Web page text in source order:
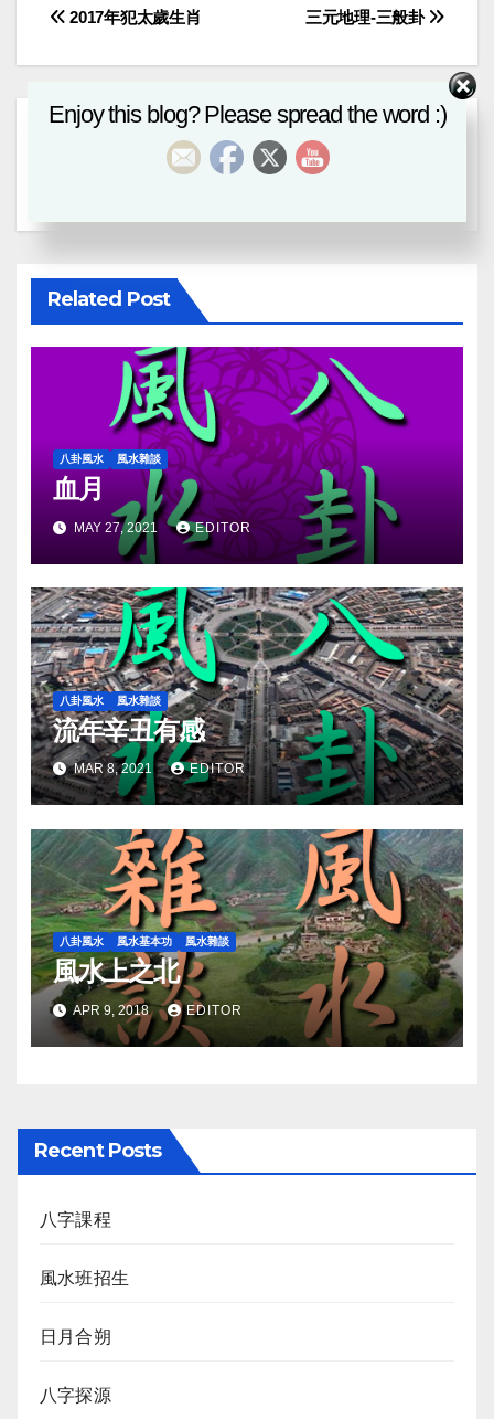
Post
navigation
三元地理-三般卦
2017年犯太歲生肖
ByEditor
Related Post
八卦風水 風水雜談
血月
MAY 27, 2021 EDITOR
八卦風水 風水雜談
流年辛丑有感
MAR 8, 2021 EDITOR
八卦風水 風水基本功 風水雜談
風水上之北
APR 9, 2018 EDITOR
Recent Posts
八字課程
風水班招生
日月合朔
八字探源
Enjoy this blog? Please spread the word :)